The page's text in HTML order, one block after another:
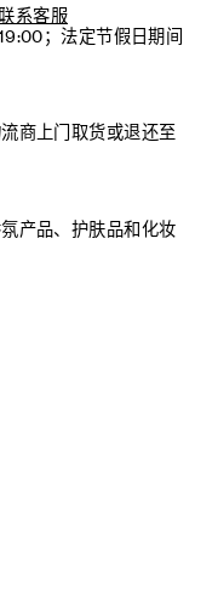
系客服
；法定节假日期间
商上门取货或退还至
产品、护肤品和化妆